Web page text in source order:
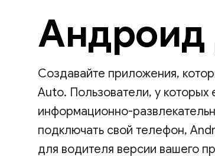
Андроид
Создавайте приложения,
Auto. Пользователи, у
информационно-
подключать свой телефон,
для водителя версии вашего